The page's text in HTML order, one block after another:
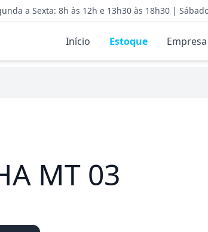
a Sexta: 8h às 12h e 13h30 às 18h30 |
Início Estoque Empresa
MT 03